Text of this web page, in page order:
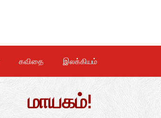
கவிதை இலக்கியம்
மாயகம்!